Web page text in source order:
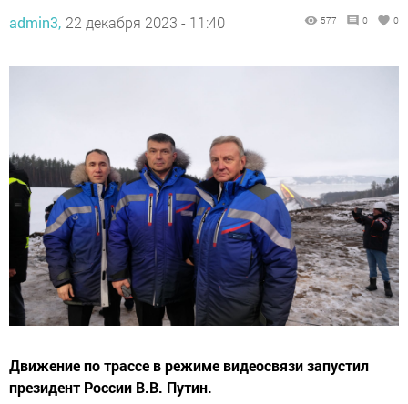
admin3, 22 декабря 2023 - 11:40 577 0 0
Движение по трассе в режиме видеосвязи запустил
президент России В.В. Путин.